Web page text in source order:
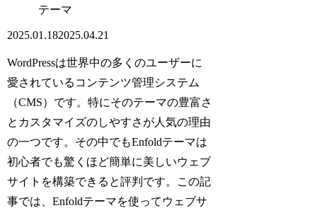
テーマ
2025.01.182025.04.21
WordPressは世界中の多くのユーザーに
愛されているコンテンツ管理システム
（CMS）です。特にそのテーマの豊富さ
とカスタマイズのしやすさが人気の理由
の一つです。その中でもEnfoldテーマは
初心者でも驚くほど簡単に美しいウェブ
サイトを構築できると評判です。この記
事では、Enfoldテーマを使ってウェブサ